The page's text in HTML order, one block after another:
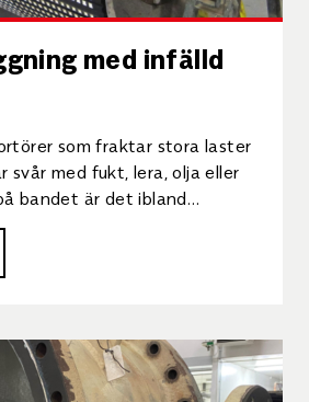
med infälld
som fraktar stora laster
svår med fukt, lera, olja eller
bandet är det ibland